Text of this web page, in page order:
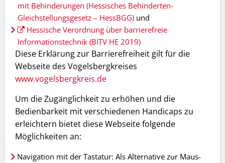
mit Behinderungen (Hessisches Behinderten-
Gleichstellungsgesetz – HessBGG) und
Hessische Verordnung über barrierefreie
Informationstechnik (BITV HE 2019)
Diese Erklärung zur Barrierefreiheit gilt für die
Webseite des Vogelsbergkreises
www.vogelsbergkreis.de
Um die Zugänglichkeit zu erhöhen und die
Bedienbarkeit mit verschiedenen Handicaps zu
erleichtern bietet diese Webseite folgende
Möglichkeiten an:
Navigation mit der Tastatur: Als Alternative zur Maus-